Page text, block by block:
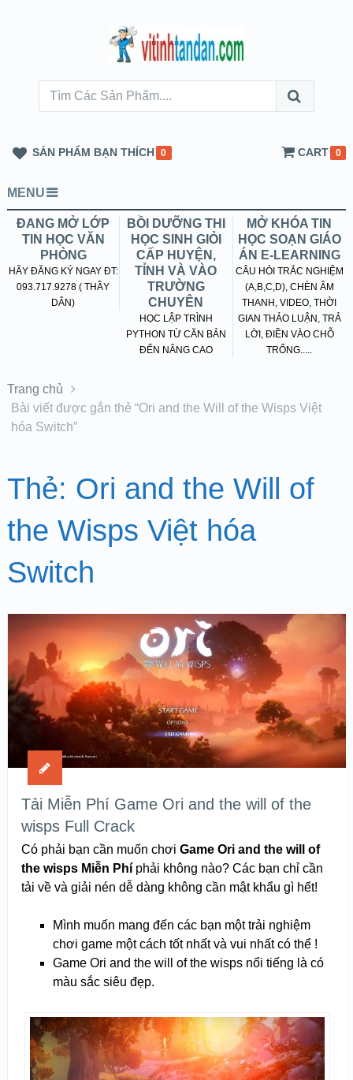
SẢN PHẨM BẠN THÍCH 0 CART 0
MENU
ĐANG MỞ LỚP
TIN HỌC VĂN
PHÒNG
HÃY ĐĂNG KÝ NGAY ĐT:
093.717.9278 ( THẦY
DÂN)
BỒI DƯỠNG THI
HỌC SINH GIỎI
CẤP HUYỆN,
TỈNH VÀ VÀO
TRƯỜNG
CHUYÊN
HỌC LẬP TRÌNH
PYTHON TỪ CĂN BẢN
ĐẾN NÂNG CAO
MỞ KHÓA TIN
HỌC SOẠN GIÁO
ÁN E-LEARNING
CÂU HỎI TRẮC NGHIỆM
(A,B,C,D), CHÈN ÂM
THANH, VIDEO, THỜI
GIAN THẢO LUẬN, TRẢ
LỜI, ĐIỀN VÀO CHỖ
TRỐNG.....
Trang chủ
Bài viết được gắn thẻ “Ori and the Will of the Wisps Việt
hóa Switch”
Thẻ: Ori and the Will of
the Wisps Việt hóa
Switch
Tải Miễn Phí Game Ori and the will of the
wisps Full Crack
Có phải bạn cần muốn chơi Game Ori and the will of
the wisps Miễn Phíphải không nào? Các bạn chỉ cần
tải về và giải nén dễ dàng không cần mật khẩu gì hết!
Mình muốn mang đến các bạn một trải nghiệm
chơi game một cách tốt nhất và vui nhất có thể !
Game Ori and the will of the wisps nổi tiếng là có
màu sắc siêu đẹp.